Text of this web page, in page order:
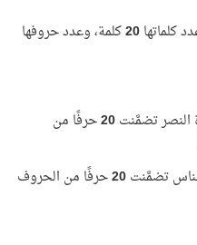
كلماتها20كلمة، وعدد حروفها
النصر تضمَّنت20حرفًا من
تضمَّنت20حرفًا من الحروف